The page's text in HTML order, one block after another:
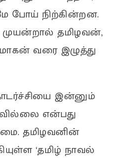
போய் நிற்கின்றன.
தமிழவன்,
வரை இழுத்து
இன்னும்
என்பது
தமிழவனின்
‘தமிழ் நாவல்